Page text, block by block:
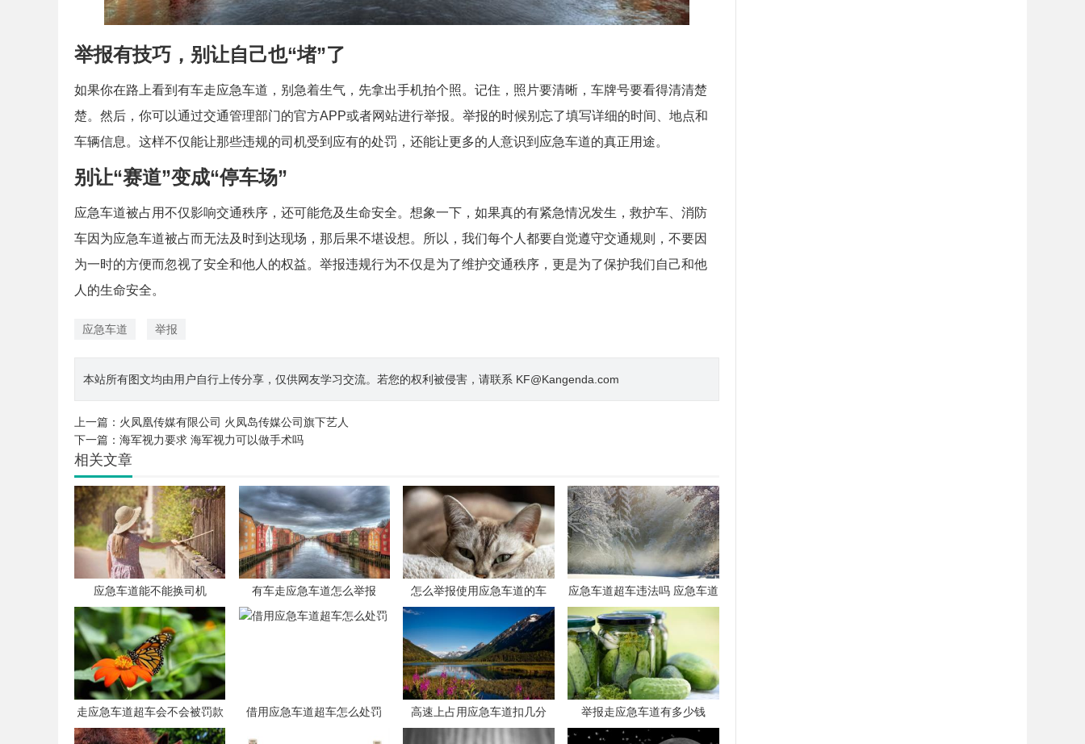
举报有技巧，别让自己也“堵”了
如果你在路上看到有车走应急车道，别急着生气，先拿出手机拍个照。记住，照片要清晰，车牌号要看得清清楚
楚。然后，你可以通过交通管理部门的官方APP或者网站进行举报。举报的时候别忘了填写详细的时间、地点和
车辆信息。这样不仅能让那些违规的司机受到应有的处罚，还能让更多的人意识到应急车道的真正用途。
别让“赛道”变成“停车场”
应急车道被占用不仅影响交通秩序，还可能危及生命安全。想象一下，如果真的有紧急情况发生，救护车、消防
车因为应急车道被占而无法及时到达现场，那后果不堪设想。所以，我们每个人都要自觉遵守交通规则，不要因
为一时的方便而忽视了安全和他人的权益。举报违规行为不仅是为了维护交通秩序，更是为了保护我们自己和他
人的生命安全。
应急车道 举报
本站所有图文均由用户自行上传分享，仅供网友学习交流。若您的权利被侵害，请联系 KF@Kangenda.com
上一篇： 火凤凰传媒有限公司 火凤岛传媒公司旗下艺人
下一篇： 海军视力要求 海军视力可以做手术吗
相关文章
应急车道能不能换司机 有车走应急车道怎么举报 怎么举报使用应急车道的车
应急车道超车违法吗 应急车道
超车会被拍吗
走应急车道超车会不会被罚款 借用应急车道超车怎么处罚 高速上占用应急车道扣几分 举报走应急车道有多少钱